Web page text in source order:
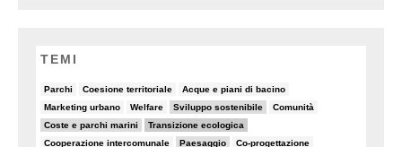
TEMI
Parchi
6/90 Coesione territoriale
8/90 Acque e piani di bacino
5/90
Marketing urbano
5/90 Welfare
5/90 Sviluppo sostenibile
19/90 Comunità
7/90
Coste e parchi marini
19/90 Transizione ecologica
30/90
Cooperazione intercomunale
7/90 Paesaggio
14/90 Co-progettazione
6/90